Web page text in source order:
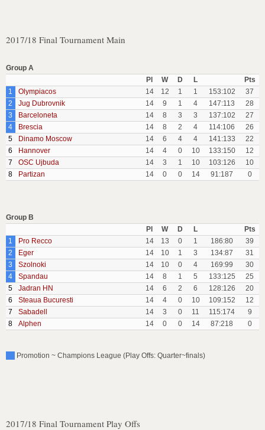
2017/18 Final Tournament Main
Group A
Pl
W D L
Pts
1
Olympiacos 14 12 1 1 153:102
37
2
Jug Dubrovnik 14 9 1 4 147:113
28
3
Barceloneta 14 8 3 3 137:102
27
4
Brescia 14 8 2 4 114:106
26
5
Dinamo Moscow 14 6 4 4 141:133
22
6
Hannover 14 4 0 10 133:150
12
7
OSC Ujbuda 14 3 1 10 103:126
10
8
Partizan 14 0 0 14 91:187 0
Group B
Pl
W D L
Pts
1
Pro Recco 14 13 0 1 186:80
39
2
Eger 14 10 1 3 134:87
31
3
Szolnoki 14 10 0 4 169:99
30
4
Spandau 14 8 1 5 133:125
25
5
Jadran HN 14 6 2 6 128:126
20
6
Steaua Bucuresti 14 4 0 10 109:152
12
7
Sabadell 14 3 0 11 115:174
9
8
Alphen 14 0 0 14 87:218 0
Promotion ~ Champions League (Play Offs: Quarter~finals)
2017/18 Final Tournament Play Offs